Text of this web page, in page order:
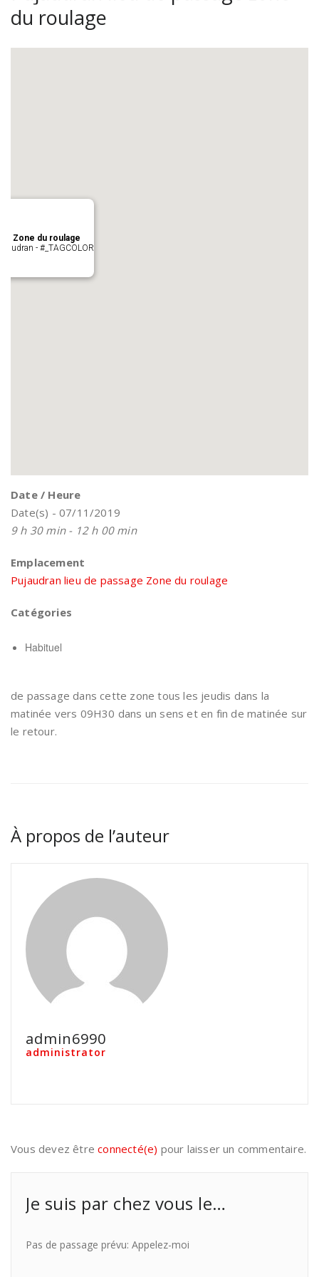
du roulage
Zone du roulage
- #_TAGCOLOR
Date / Heure
Date(s) - 07/11/2019
9 h 30 min - 12 h 00 min
Emplacement
Pujaudran lieu de passage Zone du roulage
Catégories
Habituel
de passage dans cette zone tous les jeudis dans la
matinée vers 09H30 dans un sens et en fin de matinée sur
le retour.
À propos de l’auteur
admin6990
administrator
Vous devez êtreconnecté(e) pour laisser un commentaire.
Je suis par chez vous le…
Pas de passage prévu: Appelez-moi